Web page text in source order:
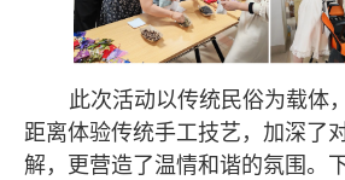
此次活动以传统民俗为载体
距离体验传统手工技艺，加深了
解，更营造了温情和谐的氛围。